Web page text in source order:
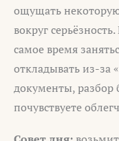
ощущать некоторую
вокруг
самое время
откладывать из-за
документы, разбор
почувствуете